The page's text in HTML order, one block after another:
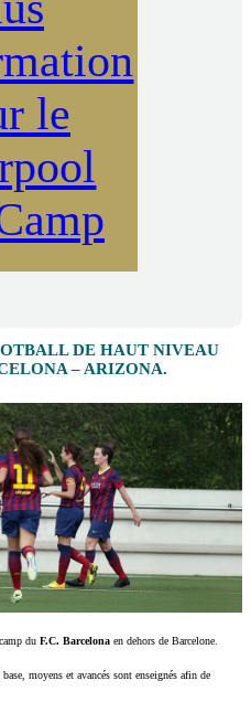
le
DE HAUT NIVEAU
– ARIZONA.
du F.C. Barcelona en dehors de Barcelone.
moyens et avancés sont enseignés afin de